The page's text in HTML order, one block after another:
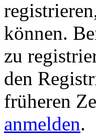
können.
zu
den
früheren
anmelden.